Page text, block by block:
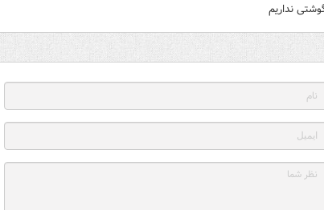
نداریم